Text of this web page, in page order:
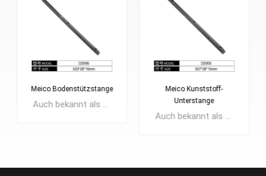
Meico Bodenstützstange
Meico Kunststoff-
Unterstange